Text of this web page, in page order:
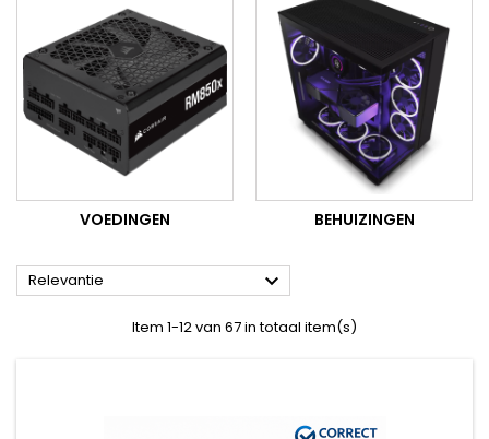
VOEDINGEN BEHUIZINGEN
Relevantie 
Item 1-12 van 67 in totaal item(s)